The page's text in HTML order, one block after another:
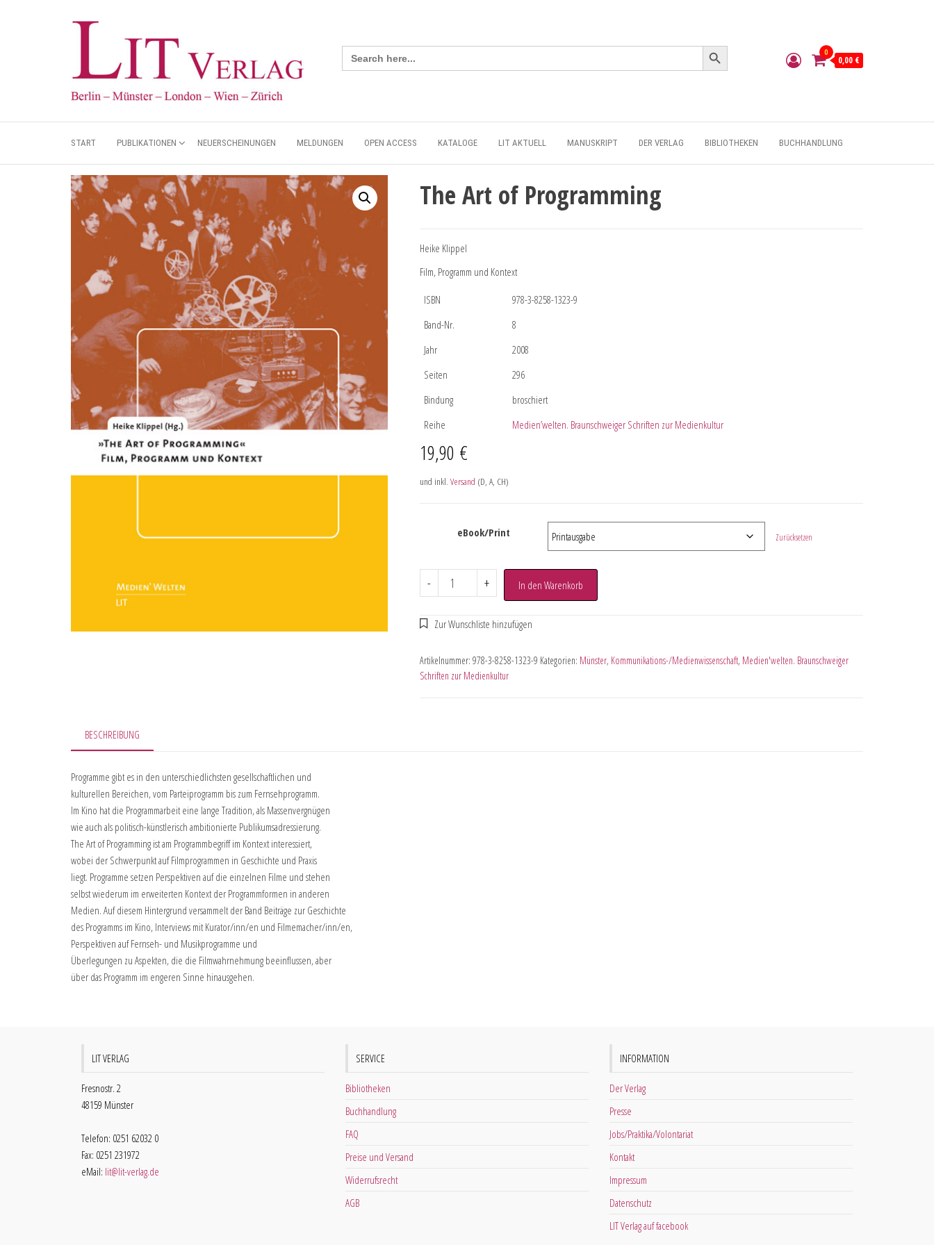
Search
for:
Search Button
0
0,00 €
START PUBLIKATIONEN NEUERSCHEINUNGEN MELDUNGEN OPEN ACCESS KATALOGE LIT AKTUELL MANUSKRIPT DER VERLAG BIBLIOTHEKEN BUCHHANDLUNG
The Art of Programming
Heike Klippel
Film, Programm und Kontext
ISBN
978-3-8258-1323-9
Band-Nr.
8
Jahr
2008
Seiten
296
Bindung
broschiert
Reihe
Medien’welten. Braunschweiger Schriften zur Medienkultur
19,90 €
und inkl. Versand (D, A, CH)
eBook/Print Zurücksetzen
- + In den Warenkorb
Artikelnummer: 978-3-8258-1323-9 Kategorien: Münster, Kommunikations-/Medienwissenschaft, Medien'welten. Braunschweiger
Schriften zur Medienkultur
BESCHREIBUNG
Programme gibt es in den unterschiedlichsten gesellschaftlichen und
kulturellen Bereichen, vom Parteiprogramm bis zum Fernsehprogramm.
Im Kino hat die Programmarbeit eine lange Tradition, als Massenvergnügen
wie auch als politisch-künstlerisch ambitionierte Publikumsadressierung.
The Art of Programming ist am Programmbegriff im Kontext interessiert,
wobei der Schwerpunkt auf Filmprogrammen in Geschichte und Praxis
liegt. Programme setzen Perspektiven auf die einzelnen Filme und stehen
selbst wiederum im erweiterten Kontext der Programmformen in anderen
Medien. Auf diesem Hintergrund versammelt der Band Beiträge zur Geschichte
des Programms im Kino, Interviews mit Kurator/inn/en und Filmemacher/inn/en,
Perspektiven auf Fernseh- und Musikprogramme und
Überlegungen zu Aspekten, die die Filmwahrnehmung beeinflussen, aber
über das Programm im engeren Sinne hinausgehen.
LIT VERLAG
Fresnostr. 2
48159 Münster
Telefon: 0251 62032 0
Fax: 0251 231972
eMail: lit@lit-verlag.de
SERVICE
Bibliotheken
Buchhandlung
FAQ
Preise und Versand
Widerrufsrecht
AGB
INFORMATION
Der Verlag
Presse
Jobs/Praktika/Volontariat
Kontakt
Impressum
Datenschutz
LIT Verlag auf facebook